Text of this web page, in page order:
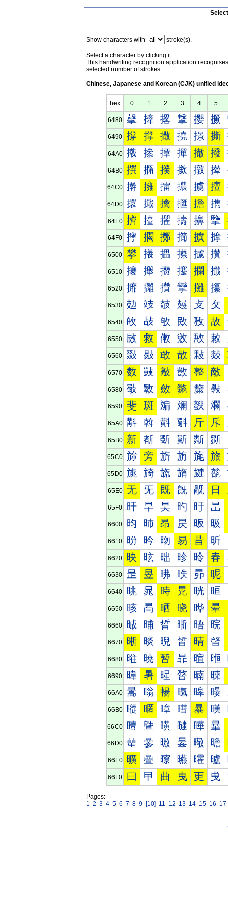
Show characters with stroke(s).
Select a character by clicking it.
This handwriting recognition application
selected number of strokes.
Chinese, Japanese and Korean (CJK) unified
hex 0 1 2 3 4 5
6480 撀 撁 撂 撃 撄 撅
6490 撐 撑 撒 撓 撔 撕
64A0 撠 撡 撢 撣 撤 撥
64B0 撰 撱 撲 撳 撴 撵
64C0 擀 擁 擂 擃 擄 擅
64D0 擐 擑 擒 擓 擔 擕
64E0 擠 擡 擢 擣 擤 擥
64F0 擰 擱 擲 擳 擴 擵
6500 攀 攁 攂 攃 攄 攅
6510 攐 攑 攒 攓 攔 攕
6520 攠 攡 攢 攣 攤 攥
6530 攰 攱 攲 攳 攴 攵
6540 敀 敁 敂 敃 敄 故
6550 敐 救 敒 敓 敔 敕
6560 敠 敡 敢 散 敤 敥
6570 数 敱 敲 敳 整 敵
6580 斀 斁 斂 斃 斄 斅
6590 斐 斑 斒 斓 斔 斕
65A0 斠 斡 斢 斣 斤 斥
65B0 新 斱 斲 斳 斴 斵
65C0 旀 旁 旂 旃 旄 旅
65D0 旐 旑 旒 旓 旔 旕
65E0 无 旡 既 旣 旤 日
65F0 旰 旱 旲 旳 旴 旵
6600 昀 昁 昂 昃 昄 昅
6610 昐 昑 昒 易 昔 昕
6620 映 昡 昢 昣 昤 春
6630 昰 昱 昲 昳 昴 昵
6640 晀 晁 時 晃 晄 晅
6650 晐 晑 晒 晓 晔 晕
6660 晠 晡 晢 晣 晤 晥
6670 晰 晱 晲 晳 晴 晵
6680 暀 暁 暂 暃 暄 暅
6690 暐 暑 暒 暓 暔 暕
66A0 暠 暡 暢 暣 暤 暥
66B0 暰 暱 暲 暳 暴 暵
66C0 曀 曁 曂 曃 曄 曅
66D0 曐 曑 曒 曓 曔 曕
66E0 曠 曡 曢 曣 曤 曥
66F0 曰 曱 曲 曳 更 曵
Pages:
1 2 3 4 5 6 7 8 9 [10] 11 12 13 14 15 16 17